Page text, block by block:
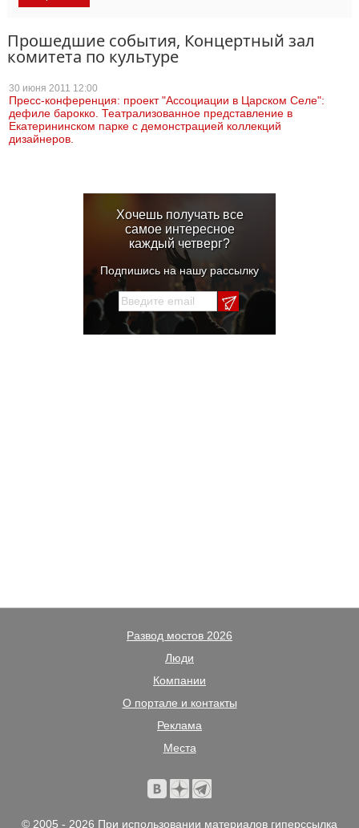
Прошедшие события, Концертный зал
комитета по культуре
30 июня 2011 12:00
Пресс-конференция: проект "Ассоциации в Царском Селе":
дефиле барокко. Театрализованное представление в
Екатерининском парке с демонстрацией коллекций
дизайнеров.
Хочешь получать все
самое интересное
каждый четверг?
Подпишись на нашу рассылку
Развод мостов 2026
Люди
Компании
О портале и контакты
Реклама
Места
© 2005 - 2026 При использовании материалов гиперссылка